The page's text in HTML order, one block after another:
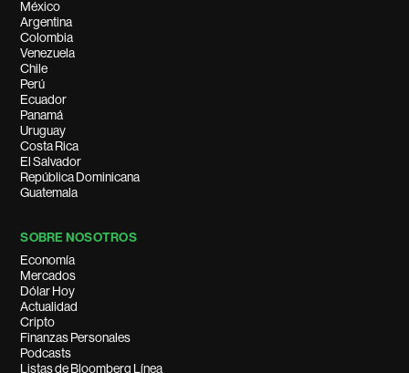
México
Argentina
Colombia
Venezuela
Chile
Perú
Ecuador
Panamá
Uruguay
Costa Rica
El Salvador
República Dominicana
Guatemala
SOBRE NOSOTROS
Economía
Mercados
Dólar Hoy
Actualidad
Cripto
Finanzas Personales
Podcasts
Listas de Bloomberg Línea